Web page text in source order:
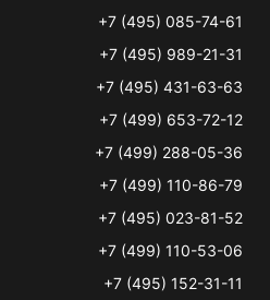
+7 (495) 085-74-61
+7 (495) 989-21-31
+7 (495) 431-63-63
+7 (499) 653-72-12
+7 (499) 288-05-36
+7 (499) 110-86-79
+7 (495) 023-81-52
+7 (499) 110-53-06
+7 (495) 152-31-11